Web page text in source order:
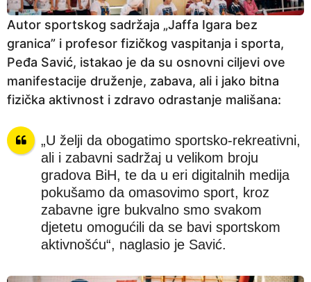
Autor sportskog sadržaja „Jaffa Igara bez
granica” i profesor fizičkog vaspitanja i sporta,
Peđa Savić, istakao je da su osnovni ciljevi ove
manifestacije druženje, zabava, ali i jako bitna
fizička aktivnost i zdravo odrastanje mališana:
„U želji da obogatimo sportsko-rekreativni,
ali i zabavni sadržaj u velikom broju
gradova BiH, te da u eri digitalnih medija
pokušamo da omasovimo sport, kroz
zabavne igre bukvalno smo svakom
djetetu omogućili da se bavi sportskom
aktivnošću“, naglasio je Savić.